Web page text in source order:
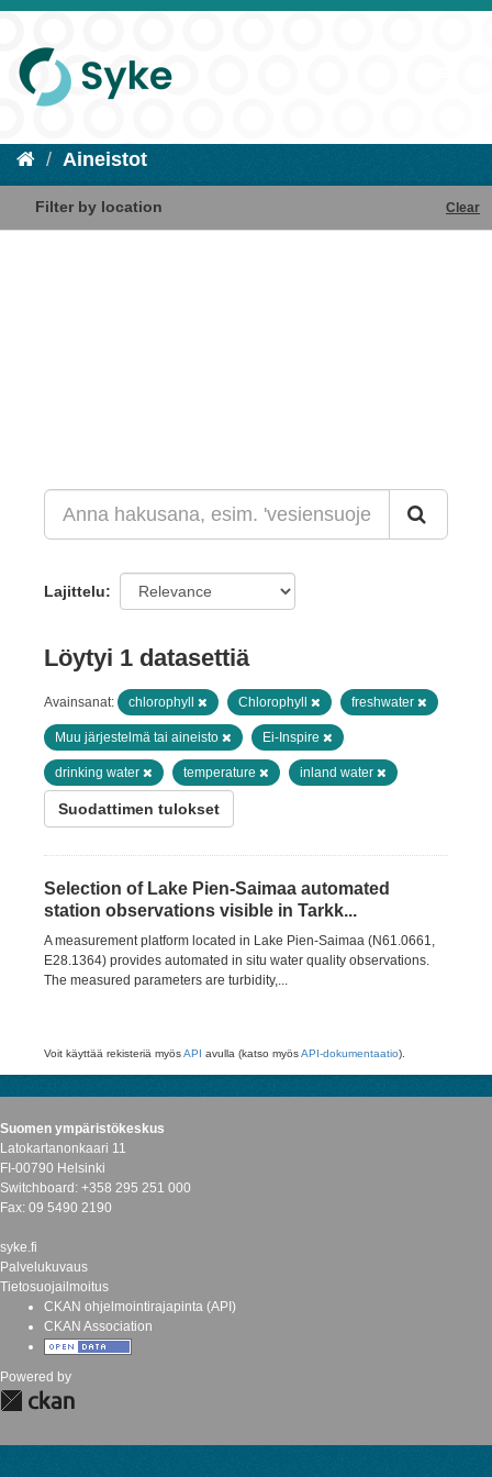
Aineistot
Filter by location Clear
Lajittelu
Löytyi 1 datasettiä
Avainsanat: chlorophyll Chlorophyll freshwater
Muu järjestelmä tai aineisto Ei-Inspire
drinking water temperature inland water
Suodattimen tulokset
Selection of Lake Pien-Saimaa automated
station observations visible in Tarkk...
A measurement platform located in Lake Pien-Saimaa (N61.0661,
E28.1364) provides automated in situ water quality observations.
The measured parameters are turbidity,...
Voit käyttää rekisteriä myösAPI avulla (katso myösAPI-dokumentaatio).
Suomen ympäristökeskus
Latokartanonkaari 11
FI-00790 Helsinki
Switchboard: +358 295 251 000
Fax: 09 5490 2190
syke.fi
Palvelukuvaus
Tietosuojailmoitus
CKAN ohjelmointirajapinta (API)
CKAN Association
Powered by